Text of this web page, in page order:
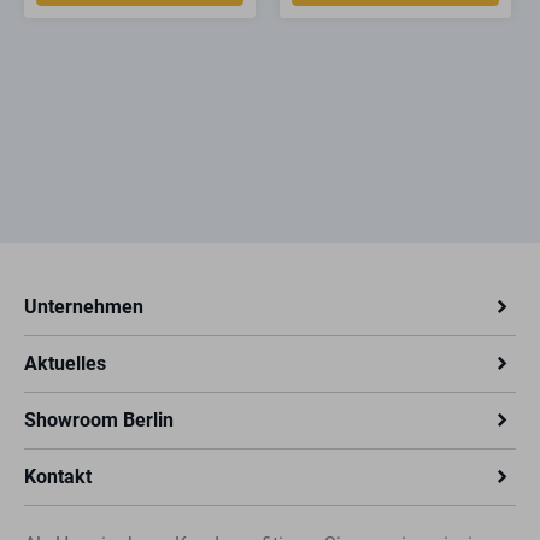
für Handmelder bis 138 x 138 mm
Befestigungsmaterial
9 V-Blockbatterie (bei Alarmierung)
Unternehmen
Aktuelles
Showroom Berlin
Kontakt